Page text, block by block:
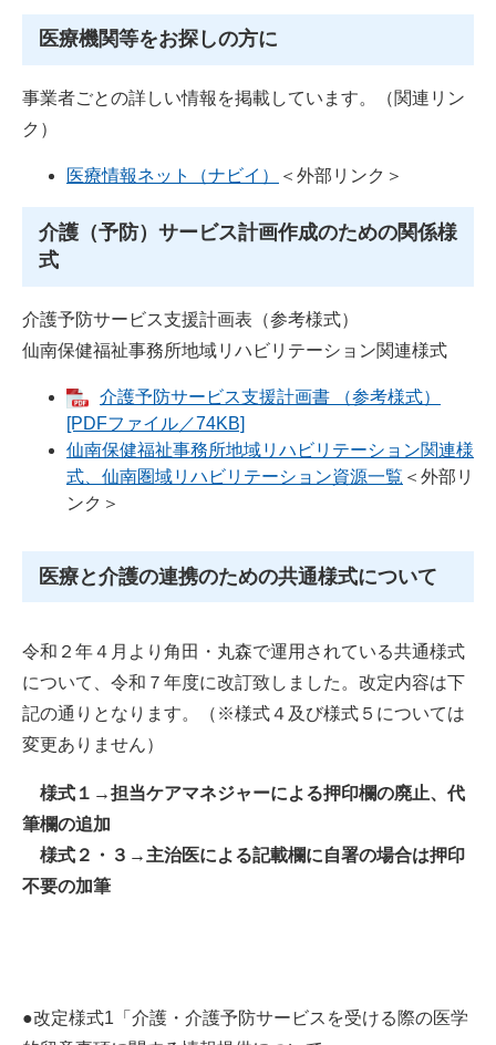
医療機関等をお探しの方に
事業者ごとの詳しい情報を掲載しています。（関連リン
ク）
医療情報ネット（ナビイ） ＜外部リンク＞
介護（予防）サービス計画作成のための関係様
式
介護予防サービス支援計画表（参考様式）
仙南保健福祉事務所地域リハビリテーション関連様式
介護予防サービス支援計画書 （参考様式）
[PDFファイル／74KB]
仙南保健福祉事務所地域リハビリテーション関連様
式、仙南圏域リハビリテーション資源一覧 ＜外部リ
ンク＞
医療と介護の連携のための共通様式について
令和２年４月より角田・丸森で運用されている共通様式
について、令和７年度に改訂致しました。改定内容は下
記の通りとなります。（※様式４及び様式５については
変更ありません）
様式１→担当ケアマネジャーによる押印欄の廃止、代
筆欄の追加
様式２・３→主治医による記載欄に自署の場合は押印
不要の加筆
●改定様式1「介護・介護予防サービスを受ける際の医学